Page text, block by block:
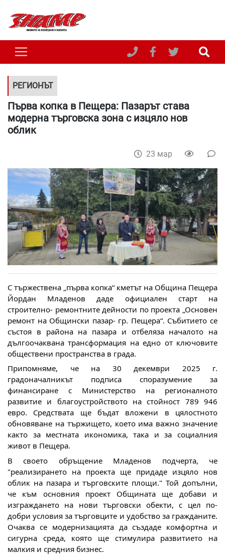
РЕГИОНЪТ
Първа копка в Пещера: Пазарът става
модерна търговска зона с изцяло нов
облик
23 мар
С тържествена „първа копка“ кметът на Община Пещера
Йордан Младенов даде официален старт на
строително- ремонтните дейности по проекта „Основен
ремонт на Общински пазар- гр. Пещера“. Събитието се
състоя в района на пазара и отбеляза началото на
дългоочаквана трансформация на едно от ключовите
обществени пространства в града.
Припомняме, че на 30 декември 2025 г.
градоначалникът подписа споразумение за
финансиране с Министерство на регионалното
развитие и благоустройството на стойност 789 946
евро. Средствата ще бъдат вложени в цялостното
обновяване на тържището, което има важно значение
както за местната икономика, така и за социалния
живот в Пещера.
В своето обръщение Младенов подчерта, че
"реализирането на проекта ще придаде изцяло нов
облик на пазара и търговските площи." Той допълни,
че към основния проект Общината ще добави и
изграждането на нови търговски обекти, с цел по-
добри условия за търговците и удобство за гражданите.
Очаква се модернизацията да създаде комфортна и
сигурна среда, която ще стимулира развитието на
малкия и средния бизнес.